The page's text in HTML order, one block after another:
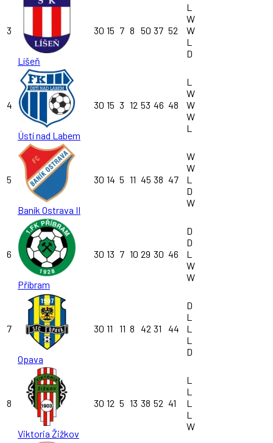
3
Líšeň
30 15 7 8 50 37 52
L
W
W
L
D
4
Ústí nad Labem
30 15 3 12 53 46 48
L
W
W
W
L
5
Baník Ostrava II
30 14 5 11 45 38 47
W
W
L
D
W
6
Příbram
30 13 7 10 29 30 46
D
D
L
W
W
7
Opava
30 11 11 8 42 31 44
D
L
L
L
D
8
Viktoria Žižkov
30 12 5 13 38 52 41
L
L
L
L
W